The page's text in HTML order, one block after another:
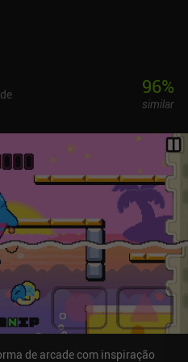
96%
similar
de arcade com inspiração